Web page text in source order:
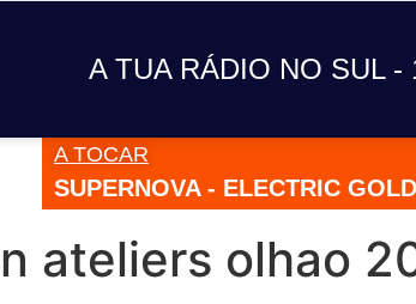
A TUA RÁDIO NO SUL -
A TUA RÁDIO
A TOCAR
SUPERNOVA - ELECTRIC GOLD
ateliers olhao